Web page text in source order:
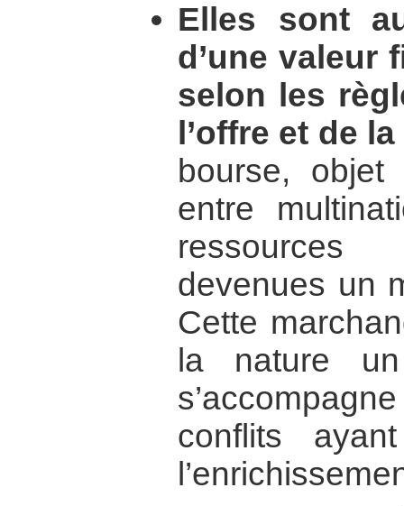
Elles sont
d’une valeur
selon les
l’offre et de
bourse, objet
entre
devenues un
Cette
la nature
conflits